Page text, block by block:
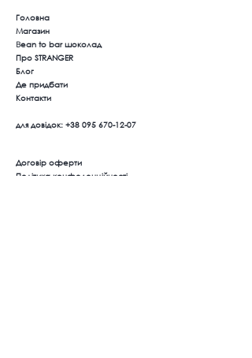
Головна
Магазин
Bean to bar шоколад
Про STRANGER
Блог
Де придбати
Контакти
для довідок: +38 095 670-12-07
Договір оферти
Політика конфеденційності